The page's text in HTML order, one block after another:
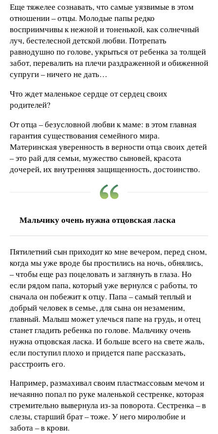
Еще тяжелее сознавать, что самые уязвимые в этом
отношении – отцы. Молодые папы редко
восприимчивы к нежной и тоненькой, как солнечный
луч, бестелесной детской любви. Потрепать
равнодушно по голове, укрыться от ребенка за толщей
забот, перевалить на плечи раздраженной и обиженной
супруги – ничего не дать…
Что ждет маленькое сердце от сердец своих
родителей?
От отца – безусловной любви к маме: в этом главная
гарантия существования семейного мира.
Материнская уверенность в верности отца своих детей
– это рай для семьи, мужество сыновей, красота
дочерей, их внутренняя защищенность, достоинство.
Мальчику очень нужна отцовская ласка
Пятилетний сын приходит ко мне вечером, перед сном,
когда мы уже вроде бы простились на ночь, обнялись,
– чтобы еще раз поцеловать и заглянуть в глаза. Но
если рядом папа, который уже вернулся с работы, то
сначала он побежит к отцу. Папа – самый теплый и
добрый человек в семье, для сына он незаменим,
главный. Малыш может улечься папе на грудь, и отец
станет гладить ребенка по голове. Мальчику очень
нужна отцовская ласка. И больше всего на свете жаль,
если поступил плохо и придется папе рассказать,
расстроить его.
Например, размахивал своим пластмассовым мечом и
нечаянно попал по руке маленькой сестренке, которая
стремительно вывернула из-за поворота. Сестренка – в
слезы, старший брат – тоже. У него миролюбие и
забота – в крови.